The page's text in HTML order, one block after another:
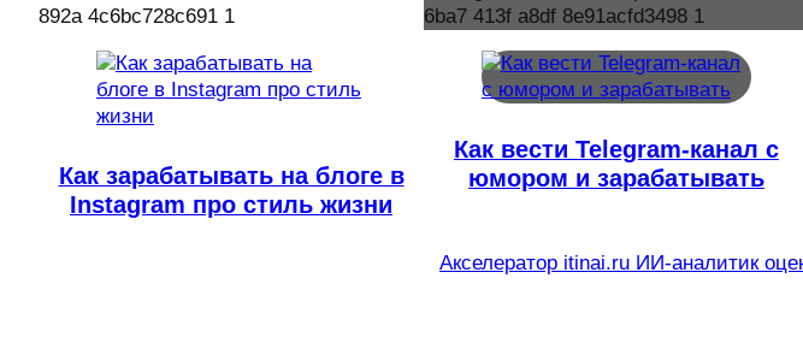
Как зарабатывать на блоге в
Instagram про стиль жизни
Как вести Telegram-канал с
юмором и зарабатывать
Акселератор itinai.ru ИИ-аналитик